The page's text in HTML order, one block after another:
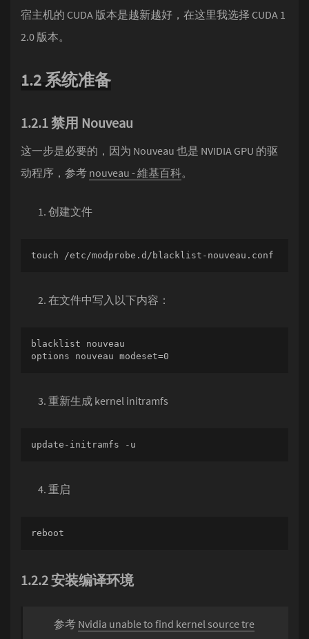
宿主机的 CUDA 版本是越新越好，在这里我选择 CUDA 1
2.0 版本。
1.2 系统准备
1.2.1 禁用 Nouveau
这一步是必要的，因为 Nouveau 也是 NVIDIA GPU 的驱
动程序，参考 nouveau - 維基百科。
创建文件
touch /etc/modprobe.d/blacklist-nouveau.conf
在文件中写入以下内容：
blacklist nouveau
options nouveau modeset=0
重新生成 kernel initramfs
update-initramfs -u
重启
reboot
1.2.2 安装编译环境
参考 Nvidia unable to find kernel source tre